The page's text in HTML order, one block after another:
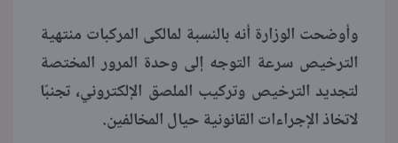
وأوضحت الوزارة أنه بالنسبة لمالكى المركبات منتهية
الترخيص سرعة التوجه إلى وحدة المرور المختصة
لتجديد الترخيص وتركيب الملصق الإلكتروني، تجنبًا
لاتخاذ الإجراءات القانونية حيال المخالفين.